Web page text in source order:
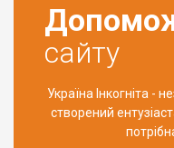
сайту
Україна Інкогніта -
створений